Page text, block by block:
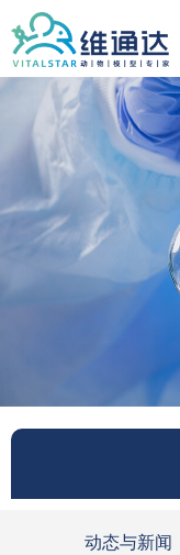
动态与新闻